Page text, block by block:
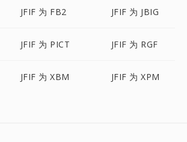
JFIF 为 FB2 JFIF 为 JBIG
JFIF 为 PICT JFIF 为 RGF
JFIF 为 XBM JFIF 为 XPM